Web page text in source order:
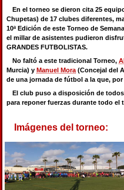
En el torneo se dieron cita 25
Chupetas) de 17 clubes diferentes,
10ª Edición de este Torneo de
el millar de asistentes pudieron
GRANDES FUTBOLISTAS.
No faltó a este tradicional Torneo,
Murcia) y Manuel Mora (Concejal del
de una jornada de fútbol a la que,
El club puso a disposición de
para reponer fuerzas durante todo el
Imágenes del torneo: